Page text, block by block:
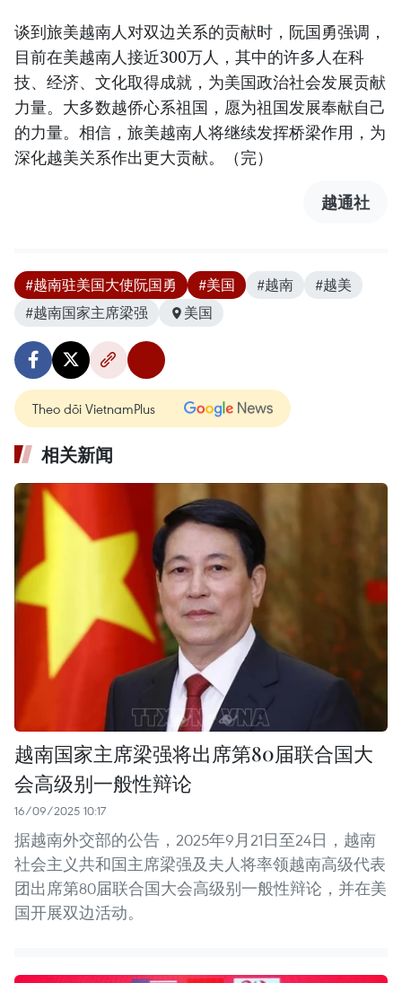
谈到旅美越南人对双边关系的贡献时，阮国勇强调，
目前在美越南人接近300万人，其中的许多人在科
技、经济、文化取得成就，为美国政治社会发展贡献
力量。大多数越侨心系祖国，愿为祖国发展奉献自己
的力量。相信，旅美越南人将继续发挥桥梁作用，为
深化越美关系作出更大贡献。（完）
越通社
#越南驻美国大使阮国勇 #美国 #越南
#越美
#越南国家主席梁强
美国
Theo dõi VietnamPlus
相关新闻
越南国家主席梁强将出席第80届联合国大
会高级别一般性辩论
16/09/2025 10:17
据越南外交部的公告，2025年9月21日至24日，越南
社会主义共和国主席梁强及夫人将率领越南高级代表
团出席第80届联合国大会高级别一般性辩论，并在美
国开展双边活动。